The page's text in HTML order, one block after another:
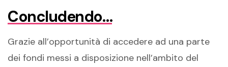
Concludendo…
Grazie all’opportunità di accedere ad una parte
dei fondi messi a disposizione nell’ambito del